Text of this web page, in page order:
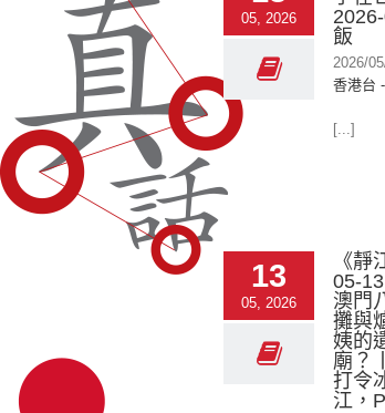
05, 2026
飯
2026/
香港台
[...]
13
05, 2026
《
05-
澳門
攤與
姨的
廟？
打令
江，